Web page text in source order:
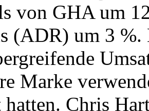
von GHA um
(ADR) um 3
Marke
Chris